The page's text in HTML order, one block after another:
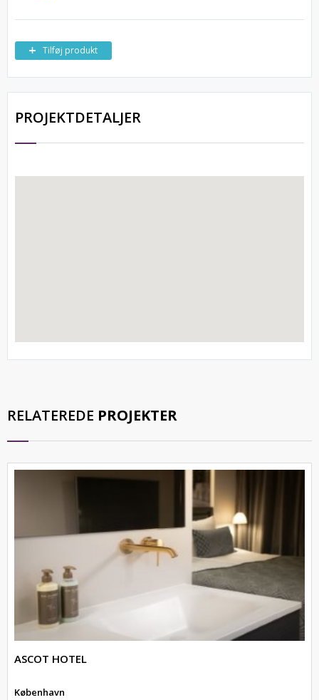
Tilføj produkt
PROJEKTDETALJER
RELATEREDE PROJEKTER
ASCOT HOTEL
København